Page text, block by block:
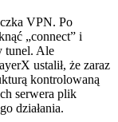
VPN. Po
„connect” i
tunel. Ale
ustalił, że zaraz
kontrolowaną
serwera plik
działania.